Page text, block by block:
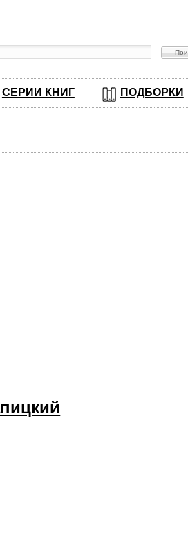
СЕРИИ КНИГ ПОДБОРКИ